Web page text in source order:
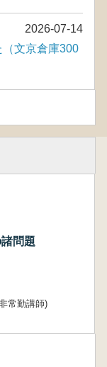
2026-07-14
文京倉庫300
問題
常勤講師)